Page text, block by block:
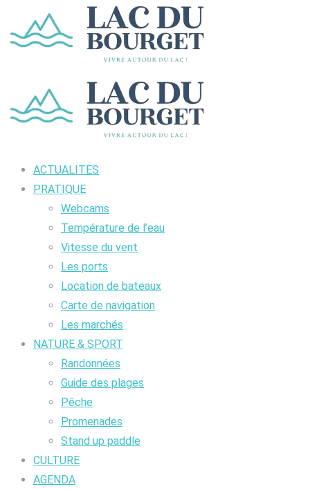
ACTUALITES
PRATIQUE
Webcams
Température de l’eau
Vitesse du vent
Les ports
Location de bateaux
Carte de navigation
Les marchés
NATURE & SPORT
Randonnées
Guide des plages
Pêche
Promenades
Stand up paddle
CULTURE
AGENDA